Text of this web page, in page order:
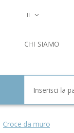
Croce da muro
IT
CHI SIAMO